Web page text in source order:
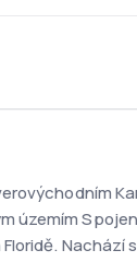
územím
Nachází